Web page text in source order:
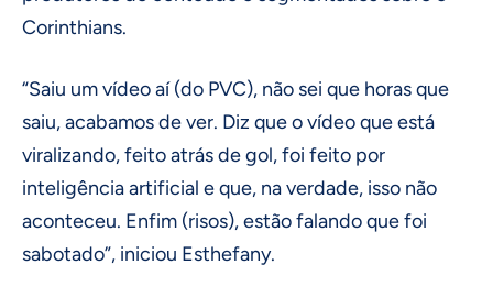
Corinthians.
“Saiu um vídeo aí (do PVC), não sei que horas que
saiu, acabamos de ver. Diz que o vídeo que está
viralizando, feito atrás de gol, foi feito por
inteligência artificial e que, na verdade, isso não
aconteceu. Enfim (risos), estão falando que foi
sabotado”, iniciou Esthefany.